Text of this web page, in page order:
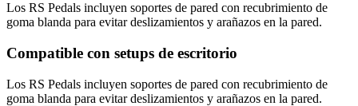
Los RS Pedals incluyen soportes de pared con recubrimiento de
goma blanda para evitar deslizamientos y arañazos en la pared.
Compatible con setups de escritorio
Los RS Pedals incluyen soportes de pared con recubrimiento de
goma blanda para evitar deslizamientos y arañazos en la pared.